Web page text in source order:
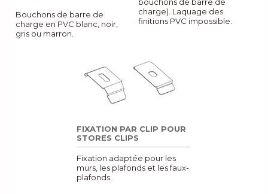
Bouchons de barre de
charge en PVC blanc, noir,
gris ou marron.
charge). Laquage des
finitions PVC impossible.
FIXATION PAR CLIP POUR
STORES CLIPS
Fixation adaptée pour les
murs, les plafonds et les faux-
plafonds.